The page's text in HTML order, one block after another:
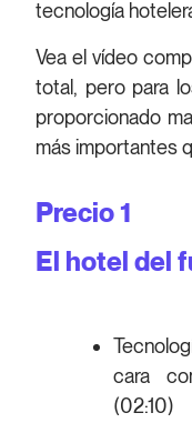
tecnología
Vea el vídeo
total, pero para
proporcionado
más importantes
Precio 1
El hotel del
cara
(02:10)